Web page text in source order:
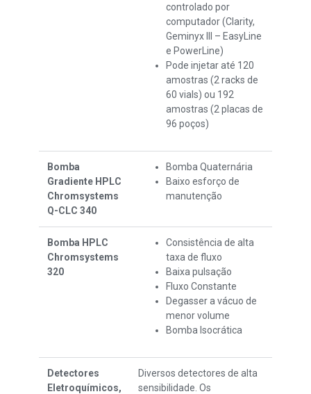
controlado por
computador (Clarity,
Geminyx III – EasyLine
e PowerLine)
Pode injetar até 120
amostras (2 racks de
60 vials) ou 192
amostras (2 placas de
96 poços)
Bomba
Gradiente HPLC
Chromsystems
Q-CLC 340
Bomba Quaternária
Baixo esforço de
manutenção
Bomba HPLC
Chromsystems
320
Consistência de alta
taxa de fluxo
Baixa pulsação
Fluxo Constante
Degasser a vácuo de
menor volume
Bomba Isocrática
Detectores
Eletroquímicos,
Diversos detectores de alta
sensibilidade. Os